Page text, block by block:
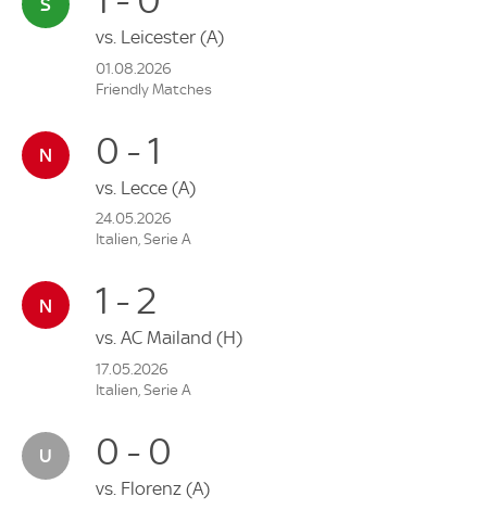
vs. Leicester (A)
01.08.2026
Friendly Matches
0 - 1
vs. Lecce (A)
24.05.2026
Italien, Serie A
1 - 2
vs. AC Mailand (H)
17.05.2026
Italien, Serie A
0 - 0
vs. Florenz (A)